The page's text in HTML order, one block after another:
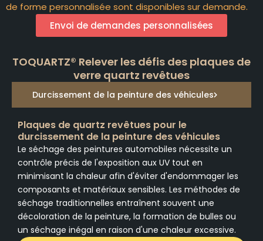
de forme personnalisée sont disponibles sur demande.
Envoi de demandes personnalisées
TOQUARTZ® Relever les défis des plaques de
verre quartz revêtues
Durcissement de la peinture des véhicules
Plaques de quartz revêtues pour le
durcissement de la peinture des véhicules
Le séchage des peintures automobiles nécessite un
contrôle précis de l'exposition aux UV tout en
minimisant la chaleur afin d'éviter d'endommager les
composants et matériaux sensibles. Les méthodes de
séchage traditionnelles entraînent souvent une
décoloration de la peinture, la formation de bulles ou
un séchage inégal en raison d'une chaleur excessive.